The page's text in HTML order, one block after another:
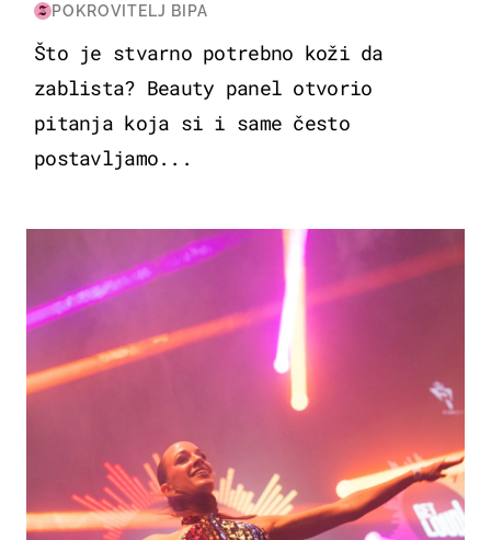
POKROVITELJ BIPA
Što je stvarno potrebno koži da
zablista? Beauty panel otvorio
pitanja koja si i same često
postavljamo...
KULTURA & ZABAVA